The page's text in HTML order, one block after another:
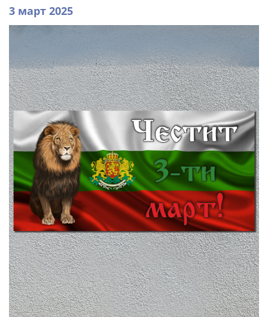
3 март 2025